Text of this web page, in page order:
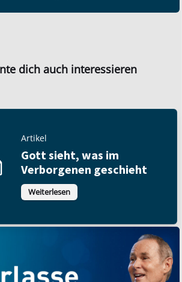
dich auch interessieren
Artikel
Gott sieht, was im
Verborgenen geschieht
Weiterlesen